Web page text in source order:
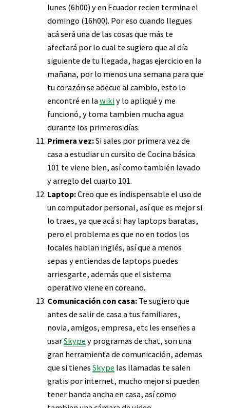
lunes (6h00) y en Ecuador recien termina el
domingo (16h00). Por eso cuando llegues
acá será una de las cosas que más te
afectará por lo cual te sugiero que al día
siguiente de tu llegada, hagas ejercicio en la
mañana, por lo menos una semana para que
tu corazón se adecue al cambio, esto lo
encontré en lawikiy lo apliqué y me
funcionó, y toma tambien mucha agua
durante los primeros días.
Primera vez:Si sales por primera vez de
casa a estudiar un cursito de Cocina básica
101 te viene bien, así como también lavado
y arreglo del cuarto 101.
Laptop:Creo que es indispensable el uso de
un computador personal, así que es mejor si
lo traes, ya que acá si hay laptops baratas,
pero el problema es que no en todos los
locales hablan inglés, así que a menos
sepas y entiendas de laptops puedes
arriesgarte, además que el sistema
operativo viene en coreano.
Comunicación con casa: Te sugiero que
antes de salir de casa a tus familiares,
novia, amigos, empresa, etc les enseñes a
usarSkype y programas de chat, son una
gran herramienta de comunicación, ademas
que si tienes Skype las llamadas te salen
gratis por internet, mucho mejor si pueden
tener banda ancha en casa, así como